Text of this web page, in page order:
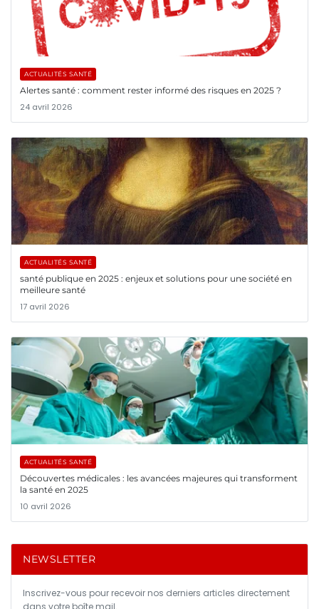
ACTUALITÉS SANTÉ
Alertes santé : comment rester informé des risques en 2025 ?
24 avril 2026
ACTUALITÉS SANTÉ
santé publique en 2025 : enjeux et solutions pour une société en
meilleure santé
17 avril 2026
ACTUALITÉS SANTÉ
Découvertes médicales : les avancées majeures qui transforment
la santé en 2025
10 avril 2026
NEWSLETTER
Inscrivez-vous pour recevoir nos derniers articles directement
dans votre boîte mail.